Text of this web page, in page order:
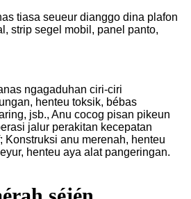
tiasa seueur dianggo dina plafon
strip segel mobil, panel panto,
ngagaduhan ciri-ciri
henteu toksik, bébas
jsb., Anu cocog pisan pikeun
jalur perakitan kecepatan
Konstruksi anu merenah, henteu
henteu aya alat pangeringan.